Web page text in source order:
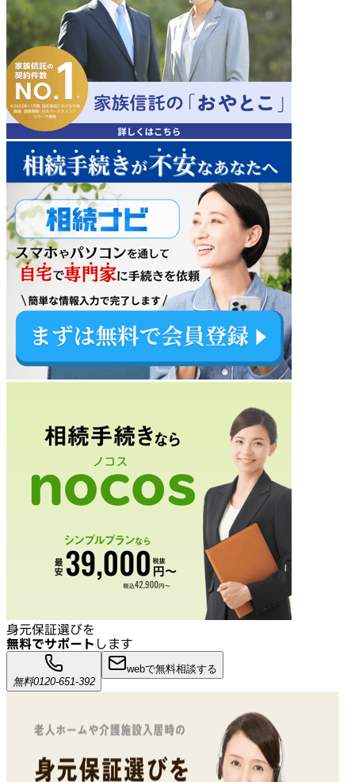
身元保証選びを
無料でサポート します
無料0120-651-392
webで無料相談する